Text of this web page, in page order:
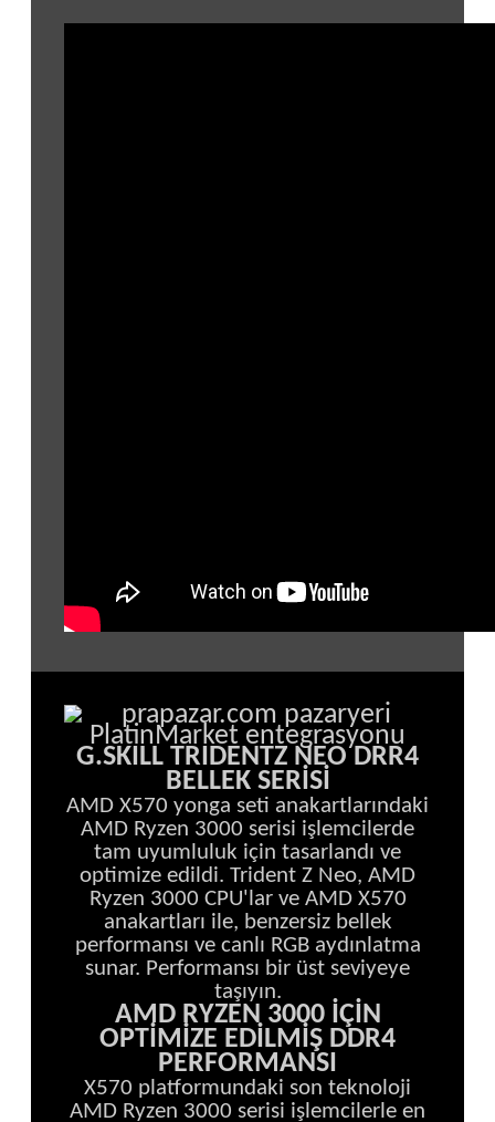
G.SKILL TRIDENTZ NEO DRR4
BELLEK SERİSİ
AMD X570 yonga seti anakartlarındaki
AMD Ryzen 3000 serisi işlemcilerde
tam uyumluluk için tasarlandı ve
optimize edildi. Trident Z Neo, AMD
Ryzen 3000 CPU'lar ve AMD X570
anakartları ile, benzersiz bellek
performansı ve canlı RGB aydınlatma
sunar. Performansı bir üst seviyeye
taşıyın.
AMD RYZEN 3000 İÇİN
OPTİMİZE EDİLMİŞ DDR4
PERFORMANSI
X570 platformundaki son teknoloji
AMD Ryzen 3000 serisi işlemcilerle en